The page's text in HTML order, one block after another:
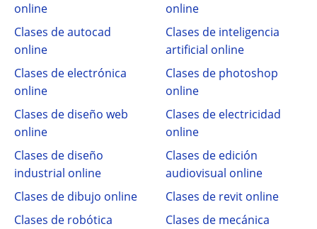
online
online
Clases de autocad
online
Clases de inteligencia
artificial online
Clases de electrónica
online
Clases de photoshop
online
Clases de diseño web
online
Clases de electricidad
online
Clases de diseño
industrial online
Clases de edición
audiovisual online
Clases de dibujo online
Clases de revit online
Clases de robótica
Clases de mecánica